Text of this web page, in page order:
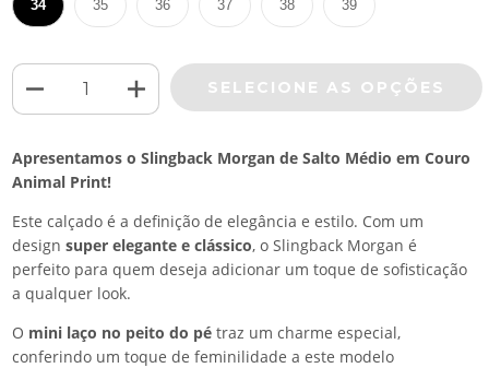
34 35 36 37 38 39
Apresentamos o Slingback Morgan de Salto Médio em Couro
Animal Print!
Este calçado é a definição de elegância e estilo. Com um
designsuper elegante e clássico, o Slingback Morgan é
perfeito para quem deseja adicionar um toque de sofisticação
a qualquer look.
O mini laço no peito do pé traz um charme especial,
conferindo um toque de feminilidade a este modelo